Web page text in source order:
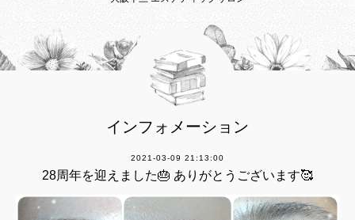
インフォメーション
2021-03-09 21:13:00
28周年を迎えました🎂 ありがとうございます🥰